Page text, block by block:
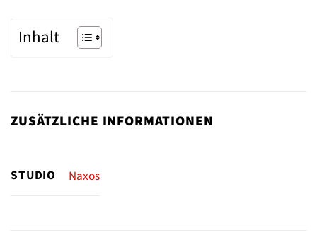
Inhalt
ZUSÄTZLICHE INFORMATIONEN
STUDIO Naxos